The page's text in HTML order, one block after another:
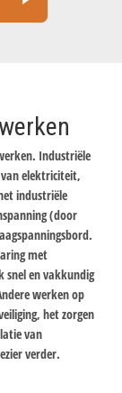
Industriële
elektriciteit,
industriële
(door
met
snel en vakkundig
werken op
het zorgen
van
verder.